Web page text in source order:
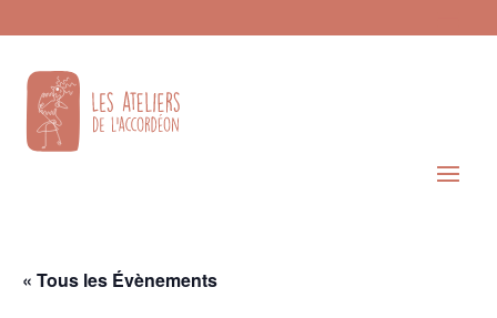
« Tous les Évènements